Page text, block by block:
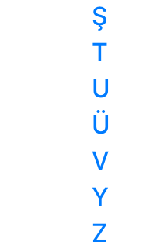
Ş
T
U
Ü
V
Y
Z